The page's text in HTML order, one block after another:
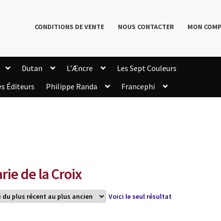
CONDITIONS DE VENTE NOUS CONTACTER MON
Dutan L’Æncre
Les Sept Couleurs
Éditeurs Philippe Randa
Francephi
de la Croix
Voici le seul résultat